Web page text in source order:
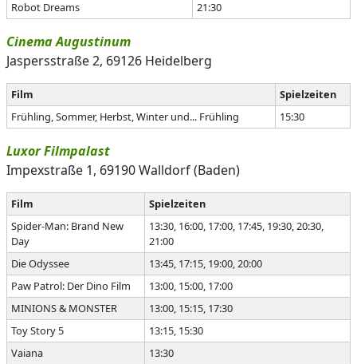
Robot Dreams
21:30
Cinema Augustinum
Jaspersstraße 2, 69126 Heidelberg
Film
Spielzeiten
Frühling, Sommer, Herbst, Winter und... Frühling
15:30
Luxor Filmpalast
Impexstraße 1, 69190 Walldorf (Baden)
Film
Spielzeiten
Spider-Man: Brand New
Day
13:30, 16:00, 17:00, 17:45, 19:30, 20:30,
21:00
Die Odyssee
13:45, 17:15, 19:00, 20:00
Paw Patrol: Der Dino Film
13:00, 15:00, 17:00
MINIONS & MONSTER
13:00, 15:15, 17:30
Toy Story 5
13:15, 15:30
Vaiana
13:30